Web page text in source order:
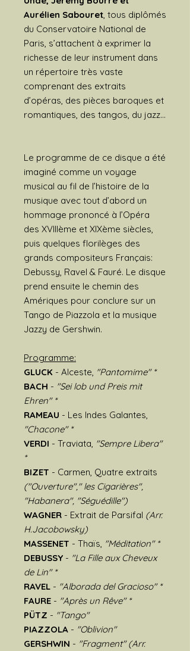
Aurélien Sabouret , tous diplômés
du Conservatoire National de
Paris, s’attachent à exprimer la
richesse de leur instrument dans
un répertoire très vaste
comprenant des extraits
d’opéras, des pièces baroques et
romantiques, des tangos, du jazz...
Le programme de ce disque a été
imaginé comme un voyage
musical au fil de l’histoire de la
musique avec tout d’abord un
hommage prononcé à l’Opéra
des XVIIIème et XIXème siècles,
puis quelques florilèges des
grands compositeurs Français:
Debussy, Ravel & Fauré. Le disque
prend ensuite le chemin des
Amériques pour conclure sur un
Tango de Piazzola et la musique
Jazzy de Gershwin.
Programme:
GLUCK - Alceste, "Pantomime" *
BACH - "Sei lob und Preis mit
Ehren" *
RAMEAU - Les Indes Galantes,
"Chacone" *
VERDI - Traviata, "Sempre Libera"
*
BIZET - Carmen, Quatre extraits
("Ouverture"," les Cigarières",
"Habanera", "Séguédille")
WAGNER - Extrait de Parsifal (Arr.
H.Jacobowsky)
MASSENET - Thaïs, "Méditation" *
DEBUSSY - "La Fille aux Cheveux
de Lin" *
RAVEL - "Alborada del Gracioso" *
FAURE - "Après un Rêve" *
PÜTZ - "Tango"
PIAZZOLA - "Oblivion"
GERSHWIN - "Fragment" (Arr.